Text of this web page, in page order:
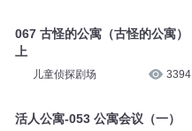
067 古怪的公寓（古怪的公寓）
上
儿童侦探剧场 3394
活人公寓-053 公寓会议（一）